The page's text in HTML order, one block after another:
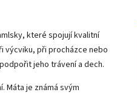
které spojují kvalitní
výcviku, při procházce nebo
jeho trávení a dech.
Máta je známá svým